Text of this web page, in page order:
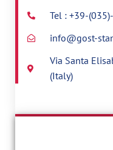
Tel : +39-
info@gost-
Via Santa
(Italy)